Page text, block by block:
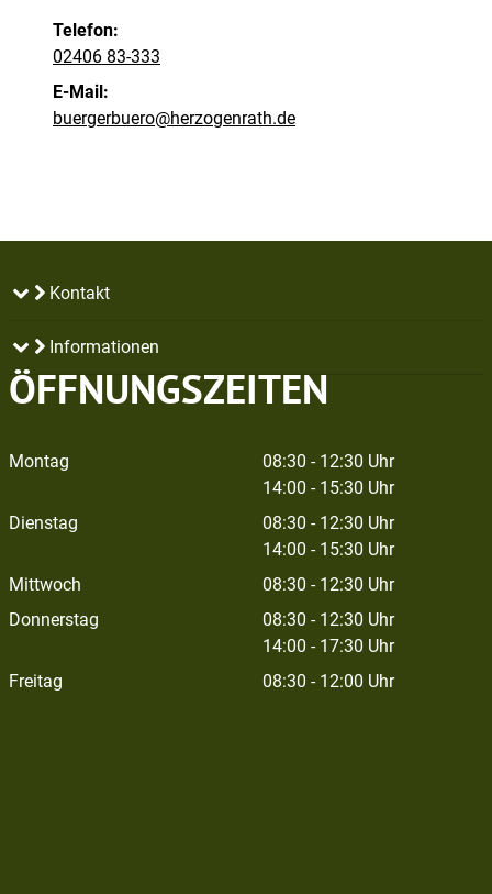
Telefon:
02406 83-333
E-Mail:
buergerbuero@herzogenrath.de
Kontakt
Informationen
ÖFFNUNGSZEITEN
Montag
08:30 - 12:30 Uhr
14:00 - 15:30 Uhr
Dienstag
08:30 - 12:30 Uhr
14:00 - 15:30 Uhr
Mittwoch
08:30 - 12:30 Uhr
Donnerstag
08:30 - 12:30 Uhr
14:00 - 17:30 Uhr
Freitag
08:30 - 12:00 Uhr